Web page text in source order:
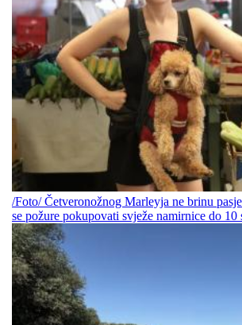
/Foto/ Četveronožnog Marleyja ne brinu
se požure pokupovati svježe namirnice do 10